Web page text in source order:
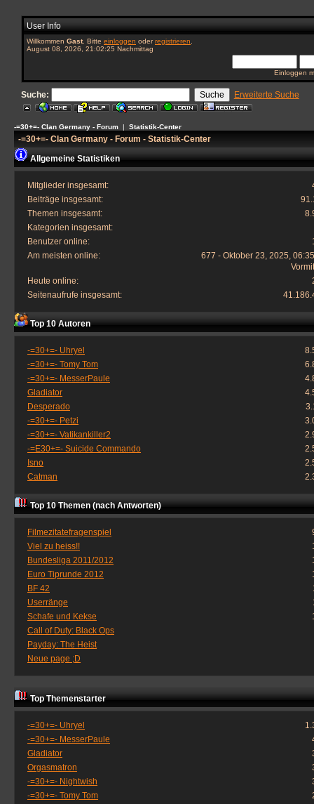
User Info
Willkommen Gast. Bitte einloggen oderregistrieren
August 08, 2026, 21:02:25 Nachmittag
Einloggen
Suche: Erweiterte Suche
-=30+=- Clan Germany - Forum | Statistik-Center
-=30+=- Clan Germany - Forum - Statistik-Center
Allgemeine Statistiken
Mitglieder insgesamt:
Beiträge insgesamt:
Themen insgesamt:
Kategorien insgesamt:
Benutzer online:
Am meisten online:
677 - Oktober 23, 2025,
Heute online:
Seitenaufrufe insgesamt:
Top 10 Autoren
-=30+=- Uhryel
-=30+=- Tomy Tom
-=30+=- MesserPaule
Gladiator
Desperado
-=30+=- Petzi
-=30+=- Vatikankiller2
-=E30+=- Suicide Commando
Isno
Catman
Top 10 Themen (nach Antworten)
Filmezitatefragenspiel
Viel zu heiss!!
Bundesliga 2011/2012
Euro Tiprunde 2012
BF 42
Userränge
Schafe und Kekse
Call of Duty: Black Ops
Payday: The Heist
Neue page ;D
Top Themenstarter
-=30+=- Uhryel
-=30+=- MesserPaule
Gladiator
Orgasmatron
-=30+=- Nightwish
-=30+=- Tomy Tom